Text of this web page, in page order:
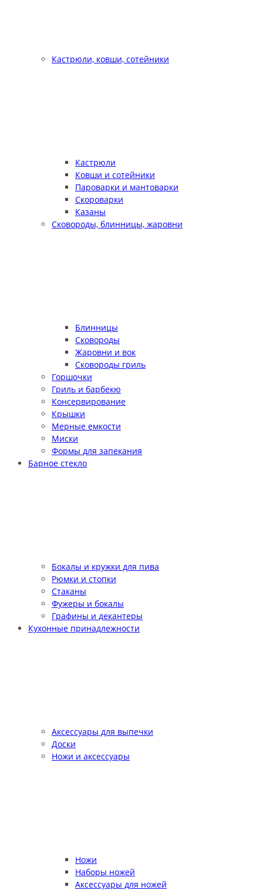
Кастрюли, ковши, сотейники
Кастрюли
Ковши и сотейники
Пароварки и мантоварки
Скороварки
Казаны
Сковороды, блинницы, жаровни
Блинницы
Сковороды
Жаровни и вок
Сковороды гриль
Горшочки
Гриль и барбекю
Консервирование
Крышки
Мерные емкости
Миски
Формы для запекания
Барное стекло
Бокалы и кружки для пива
Рюмки и стопки
Стаканы
Фужеры и бокалы
Графины и декантеры
Кухонные принадлежности
Аксессуары для выпечки
Доски
Ножи и аксессуары
Ножи
Наборы ножей
Аксессуары для ножей